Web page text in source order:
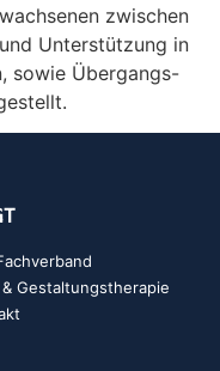
zwischen
Unterstützung in
sowie Übergangs-
Gestaltungstherapie